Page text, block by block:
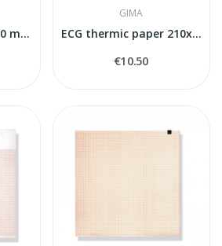
EKG termopapīrs 100 mm x 20 m ruļļi - oranža...
GIMA
ECG thermic paper 210x295x150s MAC 1200
€10.50